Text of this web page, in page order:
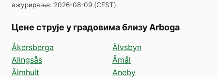
ажурирање: 2026-08-09 (CEST).
Цене струје у градовима близу Arboga
Åkersberga
Alingsås
Älmhult
Älvsbyn
Åmål
Aneby